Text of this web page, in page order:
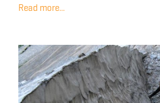
Read more...